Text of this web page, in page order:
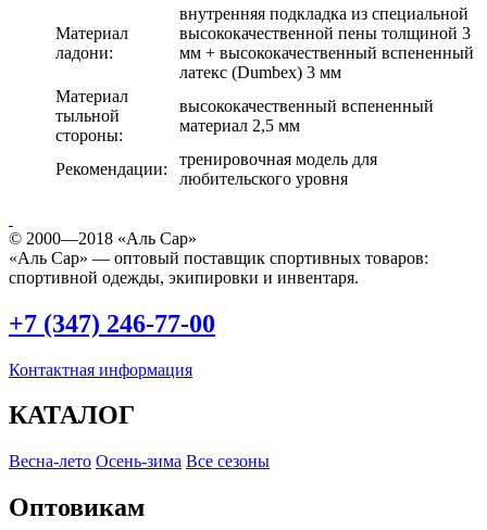
Материал
ладони:
внутренняя подкладка из специальной
высококачественной пены толщиной 3
мм + высококачественный вспененный
латекс (Dumbex) 3 мм
Материал
тыльной
стороны:
высококачественный вспененный
материал 2,5 мм
Рекомендации:
тренировочная модель для
любительского уровня
© 2000—2018 «Аль Сар»
«Аль Сар» — оптовый поставщик спортивных товаров:
спортивной одежды, экипировки и инвентаря.
+7 (347) 246-77-00
Контактная информация
КАТАЛОГ
Весна-лето Осень-зима Все сезоны
Оптовикам